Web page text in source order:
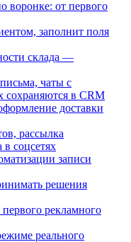
воронке: от первого
заполнит поля
склада —
чаты с
сохраняются в CRM
доставки
рассылка
соцсетях
записи
решения
рекламного
реального